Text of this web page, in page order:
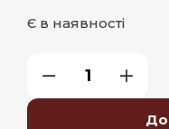
Є в наявності